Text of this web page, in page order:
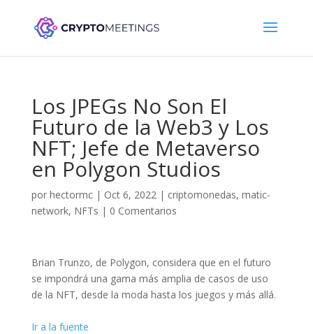
Los JPEGs No Son El
Futuro de la Web3 y Los
NFT; Jefe de Metaverso
en Polygon Studios
por hectormc| Oct 6, 2022| criptomonedas, matic-
network, NFTs | 0 Comentarios
Brian Trunzo, de Polygon, considera que en el futuro
se impondrá una gama más amplia de casos de uso
de la NFT, desde la moda hasta los juegos y más allá.
Ir a la fuente